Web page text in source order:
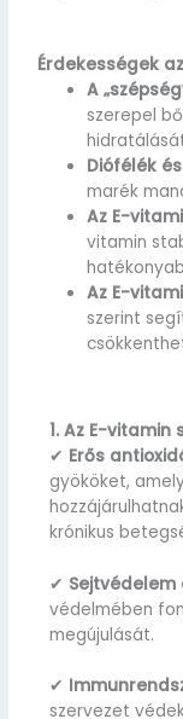
Érdekességek
A
szerepel
Diófélék
marék
Az E-
vitamin
Az E-
szerint
1. Az E-vitamin
✔ Erős
gyököket,
krónikus
✔
védelmében
megújulását.
✔
szervezet